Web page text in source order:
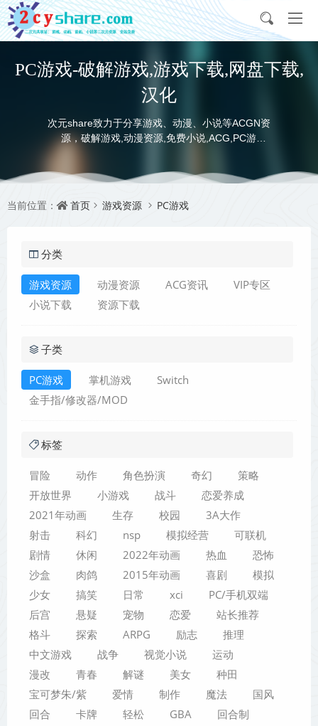
PC游戏-破解游戏,游戏下载,网盘下载,
汉化
次元share致力于分享游戏、动漫、小说等ACGN资
源，破解游戏,动漫资源,免费小说,ACG,PC游
戏,switch游戏,金手指，动画电影,动画片,全本小说,
并提供网盘下载
当前位置：
首页 游戏资源 PC游戏
分类
游戏资源 动漫资源 ACG资讯
VIP专区
小说下载
资源下载
子类
PC游戏 掌机游戏
Switch
金手指/修改器/MOD
标签
冒险 动作 角色扮演 奇幻
策略
开放世界
小游戏 战斗
恋爱养成
2021年动画
生存 校园
3A大作
射击
科幻 nsp 模拟经营
可联机
剧情
休闲 2022年动画 热血
恐怖
沙盒
肉鸽 2015年动画 喜剧
模拟
少女
搞笑 日常 xci
PC/手机双端
后宫
悬疑 宠物 恋爱
站长推荐
格斗
探索 ARPG 励志
推理
中文游戏
战争 视觉小说
运动
漫改
青春 解谜 美女
种田
宝可梦朱/紫
爱情 制作 魔法
国风
回合
卡牌 轻松 GBA
回合制